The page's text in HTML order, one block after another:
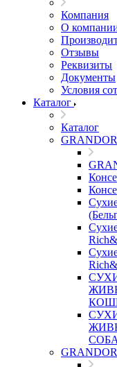
Компания
О
Отзывы
Реквизиты
Документы
Условия
Каталог
Каталог